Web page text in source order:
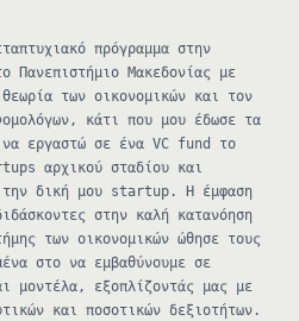
πρόγραμμα στην
Πανεπιστήμιο Μακεδονίας με
των οικονομικών και τον
κάτι που μου έδωσε τα
να εργαστώ σε ένα VC fund το
αρχικού σταδίου και
την δική μου startup. Η έμφαση
στην καλή κατανόηση
των οικονομικών ώθησε τους
στο να εμβαθύνουμε σε
μοντέλα, εξοπλίζοντάς μας με
και ποσοτικών δεξιοτήτων.